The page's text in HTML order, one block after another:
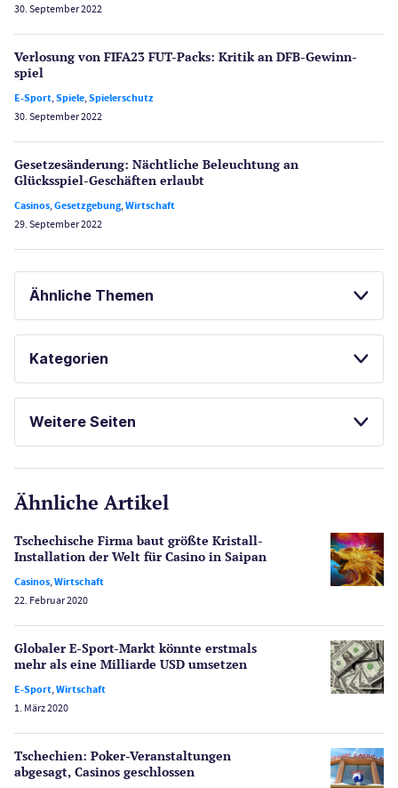
30. September 2022
Verlosung von FIFA23 FUT-Packs: Kritik an DFB-Gewinn­
spiel
E-Sport,Spiele,Spielerschutz
30. September 2022
Gesetzes­änderung: Nächtliche Beleuch­tung an
Glücksspiel-Geschäften erlaubt
Casinos,Gesetzgebung,Wirtschaft
29. September 2022
Ähnliche Themen
SPORTWETTEN ONLINE POKER
ONLINE SPORTWETTEN
Kategorien
Gesetzgebung
Lotterie
Poker
Schlagzeilen
Spiele
Spielerschutz
Weitere Seiten
CasinoOnline.de
Merkur Casinos
Casino Testberichte
Ähnliche Artikel
Tschechische Firma baut größte Kristall-
Installation der Welt für Casino in Saipan
Casinos,Wirtschaft
22. Februar 2020
Globaler E-Sport-Markt könnte erstmals
mehr als eine Milliarde USD umsetzen
E-Sport,Wirtschaft
1. März 2020
Tschechien: Poker-Veranstaltungen
abgesagt, Casinos geschlossen